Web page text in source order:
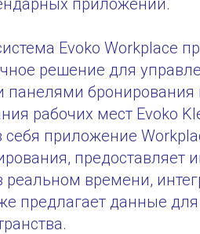
приложений.
Evoko Workplace
решение для
бронирования
рабочих мест Evoko
приложение
предоставляет
реальном времени,
предлагает данные